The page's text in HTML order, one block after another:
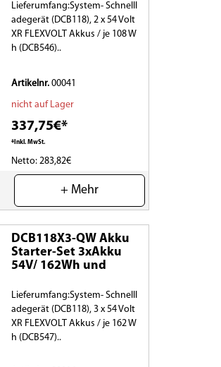
Lieferumfang:System- Schnelll
adegerät (DCB118), 2 x 54 Volt
XR FLEXVOLT Akkus / je 108 W
h (DCB546)..
Artikelnr. 00041
nicht auf Lager
337,75€*
*Inkl. MwSt.
Netto: 283,82€
(0)
+ Mehr
DCB118X3-QW Akku
Starter-Set 3xAkku
54V/ 162Wh und
Lieferumfang:System- Schnelll
adegerät (DCB118), 3 x 54 Volt
XR FLEXVOLT Akkus / je 162 W
h (DCB547)..